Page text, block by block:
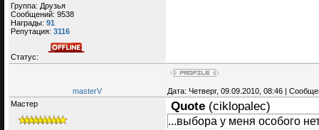
Группа: Друзья
Сообщений: 9538
Награды: 91
Репутация: 3116
Статус:
masterV
Дата: Четверг, 09.09.2010, 08:46 |
Мастер
Quote (ciklopalec)
...выбора у меня особого